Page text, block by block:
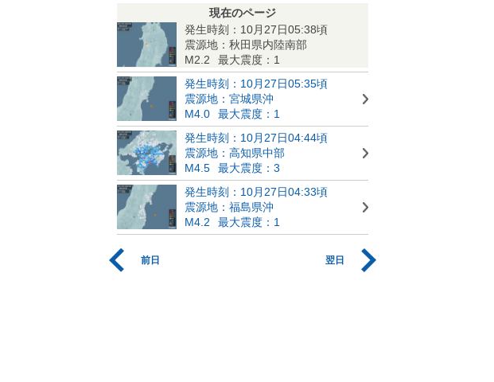
現在のページ
発生時刻：10月27日05:38頃
震源地：秋田県内陸南部
M2.2
最大震度：1
発生時刻：10月27日05:35頃
震源地：宮城県沖
M4.0
最大震度：1
発生時刻：10月27日04:44頃
震源地：高知県中部
M4.5
最大震度：3
発生時刻：10月27日04:33頃
震源地：福島県沖
M4.2
最大震度：1
前日 翌日